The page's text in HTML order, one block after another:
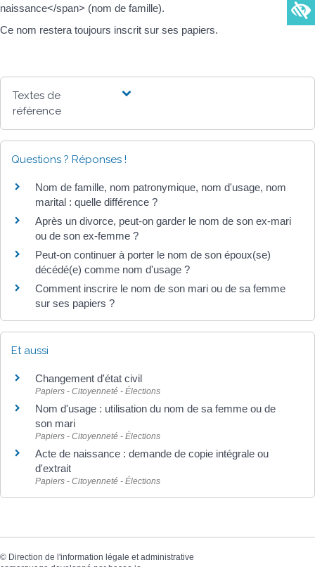
naissance</span> (nom de famille).
Ce nom restera toujours inscrit sur ses papiers.
Textes de
référence
Questions ? Réponses !
Nom de famille, nom patronymique, nom d'usage, nom
marital : quelle différence ?
Après un divorce, peut-on garder le nom de son ex-mari
ou de son ex-femme ?
Peut-on continuer à porter le nom de son époux(se)
décédé(e) comme nom d'usage ?
Comment inscrire le nom de son mari ou de sa femme
sur ses papiers ?
Et aussi
Changement d'état civil
Papiers - Citoyenneté - Élections
Nom d'usage : utilisation du nom de sa femme ou de
son mari
Papiers - Citoyenneté - Élections
Acte de naissance : demande de copie intégrale ou
d'extrait
Papiers - Citoyenneté - Élections
© Direction de l'information légale et administrative